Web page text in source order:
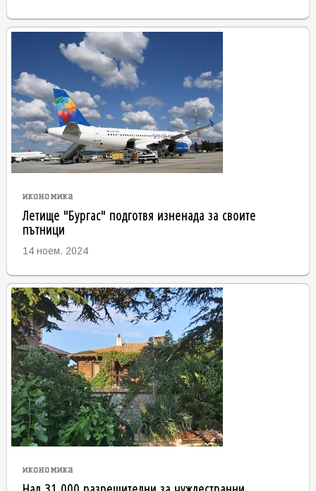
икономика
Летище "Бургас" подготвя изненада за своите
пътници
14 ноем. 2024
икономика